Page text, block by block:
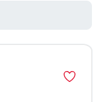
— качество
полос,